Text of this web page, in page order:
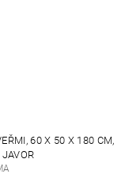
60 X 50 X 180 CM,